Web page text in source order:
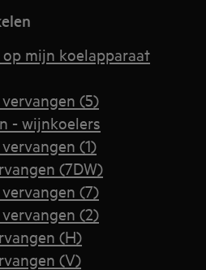
mijn koelapparaat
(5)
- wijnkoelers
(1)
(7DW)
(7)
(2)
(H)
(V)